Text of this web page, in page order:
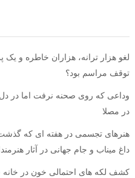
لغو هزار ترانه، هزاران خاطره و یک
توقف مراسم بود؟
وداعی که روی صحنه نرفت اما در
در مصلا
هنرهای تجسمی در هفته ای که
داغ میناب و جام جهانی در آثار
کشف لکه های احتمالی خون در خانه